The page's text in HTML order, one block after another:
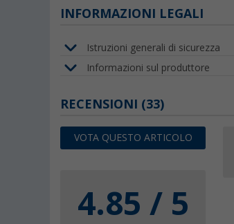
INFORMAZIONI LEGALI
Istruzioni generali di sicurezza
Informazioni sul produttore
RECENSIONI (33)
VOTA QUESTO ARTICOLO
4.85 / 5